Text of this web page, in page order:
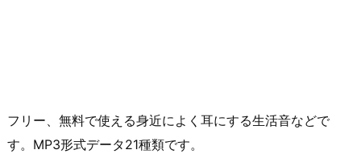
フリー、無料で使える身近によく耳にする生活音などで
す。MP3形式データ21種類です。